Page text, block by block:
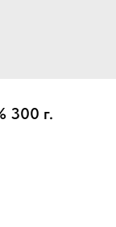
300 г.